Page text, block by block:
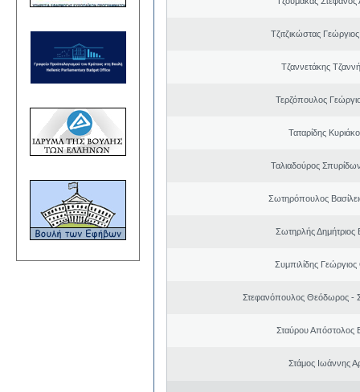
Τζιτζικώστας
Τζαννετάκης
Τερζόπουλος
Ταταρίδης
Ταλιαδούρος
Σωτηρόπουλος
Σωτηρλής Δημήτριος
Συμπιλίδης
Στεφανόπουλος Θεόδωρος -
Σταύρου Απόστολος
Στάμος Ιωάννης